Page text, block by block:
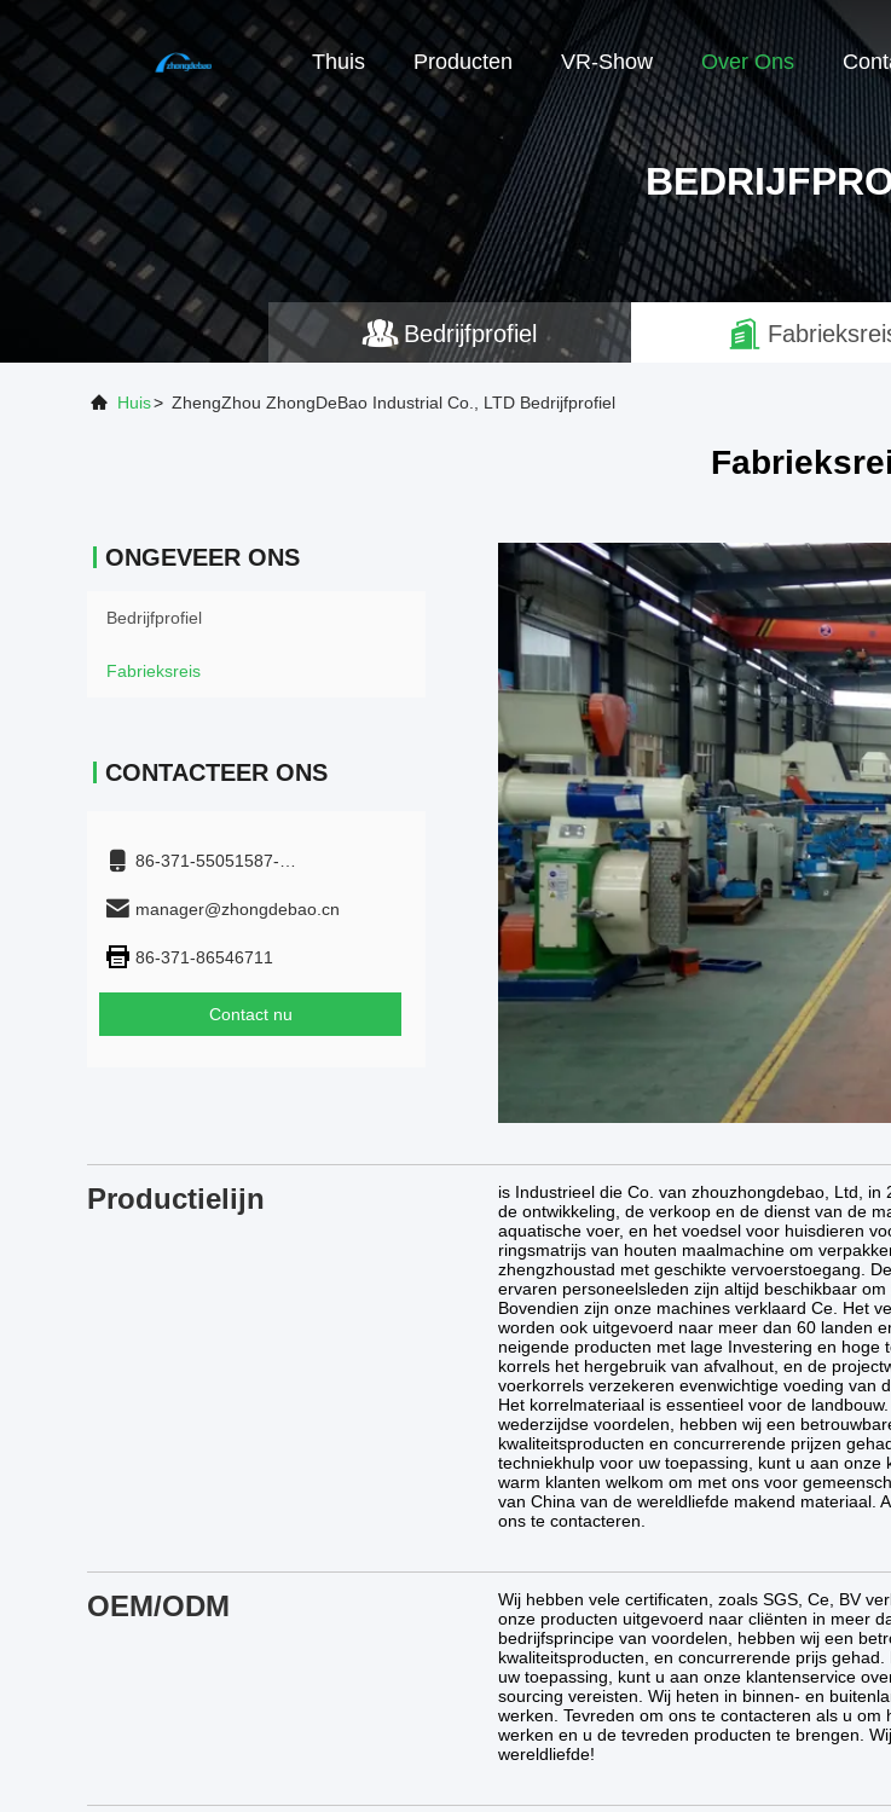
Thuis Producten VR-Show Over Ons
Bedrijfprofiel
Huis> ZhengZhou ZhongDeBao Industrial Co., LTD Bedrijfprofiel
ONGEVEER ONS
Bedrijfprofiel
Fabrieksreis
CONTACTEER ONS
86-371-55051587-
manager@zhongdebao.cn
86-371-86546711
Contact nu
Productielijn
is Industrieel die Co. van zhouzhongdebao, Ltd,
de ontwikkeling, de verkoop en de dienst van de
aquatische voer, en het voedsel voor huisdieren
ringsmatrijs van houten maalmachine om
zhengzhoustad met geschikte vervoerstoegang.
ervaren personeelsleden zijn altijd beschikbaar
Bovendien zijn onze machines verklaard Ce. Het
worden ook uitgevoerd naar meer dan 60 landen
neigende producten met lage Investering en hoge
korrels het hergebruik van afvalhout, en de
voerkorrels verzekeren evenwichtige voeding van
Het korrelmateriaal is essentieel voor de
wederzijdse voordelen, hebben wij een
kwaliteitsproducten en concurrerende prijzen
techniekhulp voor uw toepassing, kunt u aan
warm klanten welkom om met ons voor
van China van de wereldliefde makend materiaal.
ons te contacteren.
OEM/ODM
Wij hebben vele certificaten, zoals SGS, Ce, BV
onze producten uitgevoerd naar cliënten in meer
bedrijfsprincipe van voordelen, hebben wij een
kwaliteitsproducten, en concurrerende prijs
uw toepassing, kunt u aan onze klantenservice
sourcing vereisten. Wij heten in binnen- en
werken. Tevreden om ons te contacteren als u
werken en u de tevreden producten te brengen.
wereldliefde!